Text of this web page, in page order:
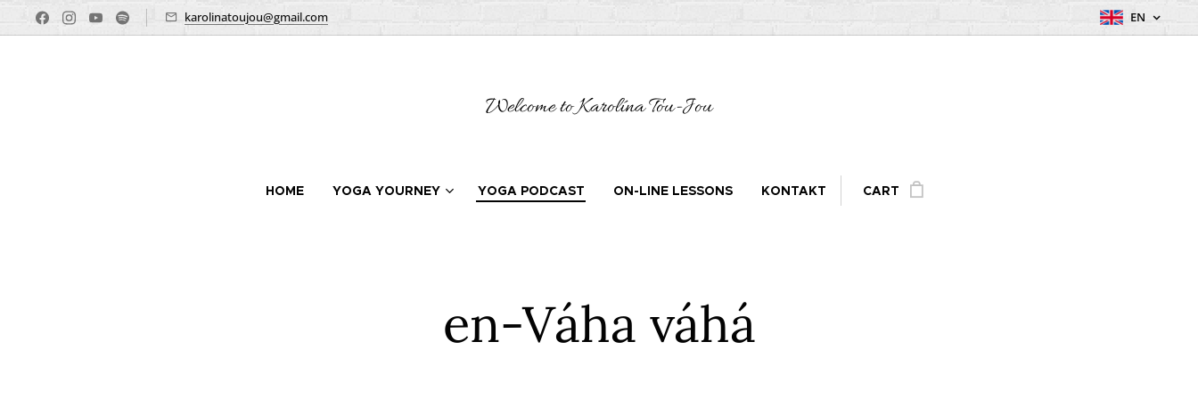
karolinatoujou@gmail.com EN
Welcome to Karolína Tou-Jou
HOME YOGA YOURNEY YOGA PODCAST ON-LINE LESSONS KONTAKT CART
en-Váha váhá